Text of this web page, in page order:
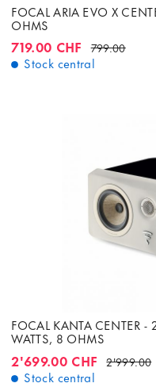
FOCAL ARIA EVO X
OHMS
719.00 CHF 799.00
Stock central
FOCAL KANTA CENTER -
WATTS, 8 OHMS
2'699.00 CHF 2'999.00
Stock central